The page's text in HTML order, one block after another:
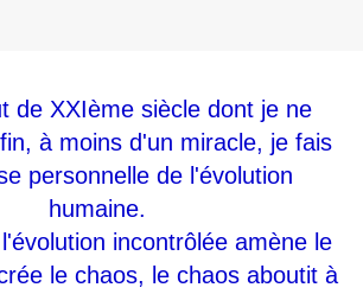
de XXIème siècle dont je ne
à moins d'un miracle, je fais
personnelle de l'évolution
humaine.
incontrôlée amène le
le chaos, l e chaos aboutit à